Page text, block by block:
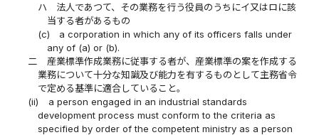
ハ
法人であつて、その業務を行う役員のうちにイ又はロに該
当する者があるもの
(c)
a corporation in which any of its officers falls under
any of (a) or (b).
二
産業標準作成業務に従事する者が、産業標準の案を作成する
業務について十分な知識及び能力を有するものとして主務省令
で定める基準に適合していること。
(ii)
a person engaged in an industrial standards
development process must conform to the criteria as
specified by order of the competent ministry as a person